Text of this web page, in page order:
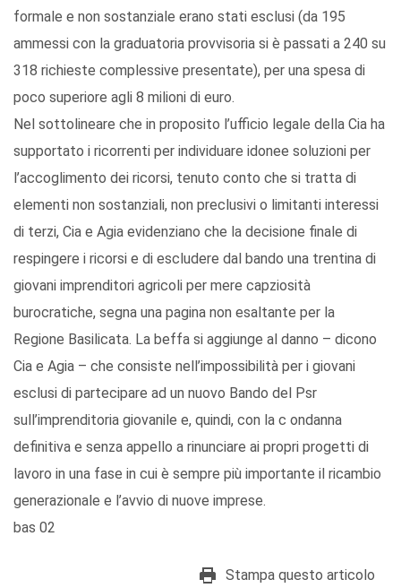
formale e non sostanziale erano stati esclusi (da 195
ammessi con la graduatoria provvisoria si è passati a 240 su
318 richieste complessive presentate), per una spesa di
poco superiore agli 8 milioni di euro.
Nel sottolineare che in proposito l’ufficio legale della Cia ha
supportato i ricorrenti per individuare idonee soluzioni per
l’accoglimento dei ricorsi, tenuto conto che si tratta di
elementi non sostanziali, non preclusivi o limitanti interessi
di terzi, Cia e Agia evidenziano che la decisione finale di
respingere i ricorsi e di escludere dal bando una trentina di
giovani imprenditori agricoli per mere capziosità
burocratiche, segna una pagina non esaltante per la
Regione Basilicata. La beffa si aggiunge al danno – dicono
Cia e Agia – che consiste nell’impossibilità per i giovani
esclusi di partecipare ad un nuovo Bando del Psr
sull’imprenditoria giovanile e, quindi, con la c ondanna
definitiva e senza appello a rinunciare ai propri progetti di
lavoro in una fase in cui è sempre più importante il ricambio
generazionale e l’avvio di nuove imprese.
bas 02
Stampa questo articolo